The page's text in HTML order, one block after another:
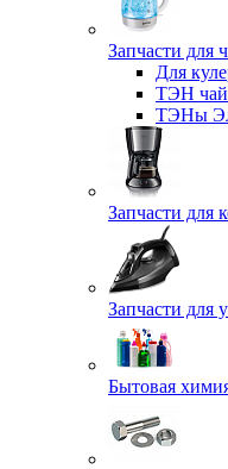
Запчасти для
Для
ТЭН
ТЭНы
Запчасти для
Запчасти для
Бытовая